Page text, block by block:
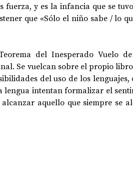
fuerza, y es la infancia que se
que «Sólo el niño sabe / lo
del Inesperado Vuelo
Se vuelcan sobre el propio
del uso de los lenguajes,
lengua intentan formalizar el
aquello que siempre se